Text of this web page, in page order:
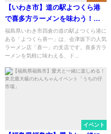
【いわき市】道の駅よつくら港
で喜多方ラーメンを味わう！
「よつくら喜一」
福島県いわき市四倉の道の駅よつくら港に
ある「よつくら喜一」は、会津坂下の人気
ラーメン店「喜一」の支店です。喜多方ラ
ーメンを気軽に味わえる、ド...
イベント